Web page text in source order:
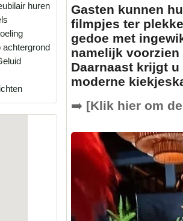
huren
achtergrond
Gasten kunnen
filmpjes ter
gedoe met
namelijk
Daarnaast krijgt
moderne
➡️ [Klik hier om